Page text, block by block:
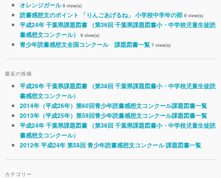
オレンジガール 9 view(s)
読書感想文のポイント 「りんごあげるね」 小学校中学年の部 9 view(s)
平成24年 千葉県課題図書 （第36回 千葉県課題図書小・中学校児童生徒読
書感想文コンクール）
9 view(s)
青少年読書感想文全国コンクール 課題図書一覧 7 view(s)
最近の投稿
平成26年 千葉県課題図書 （第38回 千葉県課題図書小・中学校児童生徒読
書感想文コンクール）
2014年（平成26年）第60回青少年読書感想文コンクール課題図書一覧
2013年（平成25年）第59回青少年読書感想文コンクール課題図書一覧
平成24年 千葉県課題図書 （第36回 千葉県課題図書小・中学校児童生徒読
書感想文コンクール）
2012年 平成24年 第58回 青少年読書感想文コンクール 課題図書一覧
カテゴリー